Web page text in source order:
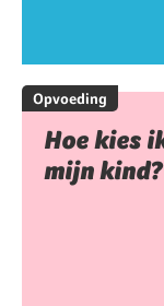
Opvoeding
Hoe kies
mijn kind?